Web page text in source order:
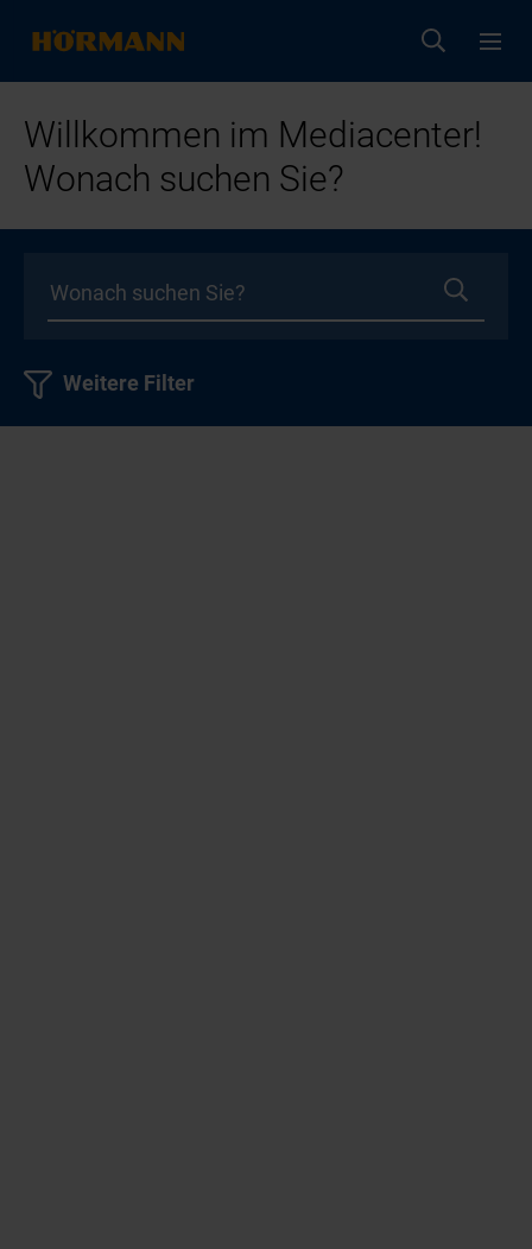
Willkommen im Mediacenter!
Wonach suchen Sie?
Weitere Filter